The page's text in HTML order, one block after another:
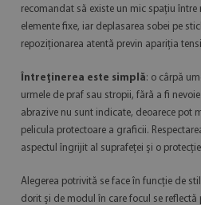
recomandat să existe un mic spațiu
elemente fixe, iar deplasarea sobei pe
repoziționarea atentă previn apariția
Întreținerea este simplă: o cârpă
urmele de praf sau stropii, fără a fi
abrazive nu sunt indicate, deoarece pot
pelicula protectoare a graficii.
aspectul îngrijit al suprafeței și o
Alegerea potrivită se face în funcție de
dorit și de modul în care focul se reflectă